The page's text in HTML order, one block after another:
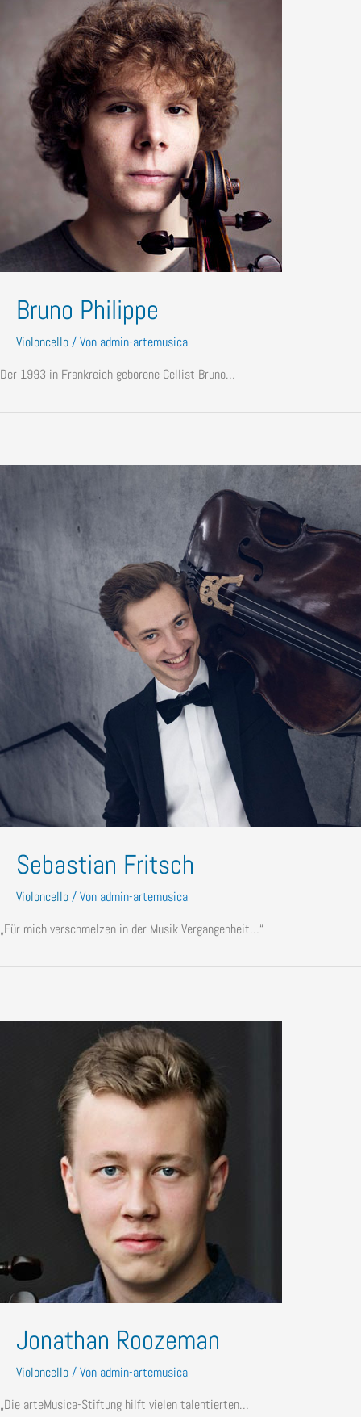
Bruno Philippe
Violoncello/ Von admin-artemusica
Der 1993 in Frankreich geborene Cellist Bruno…
Sebastian Fritsch
Violoncello/ Von admin-artemusica
„Für mich verschmelzen in der Musik Vergangenheit…“
Jonathan Roozeman
Violoncello/ Von admin-artemusica
„Die arteMusica-Stiftung hilft vielen talentierten…